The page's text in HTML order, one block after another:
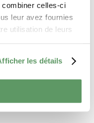
combiner celles-ci
leur avez fournies
utilisation de leurs
les détails